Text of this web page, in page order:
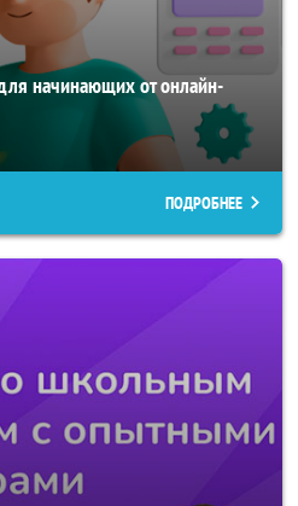
начинающих от онлайн-
ПОДРОБНЕЕ